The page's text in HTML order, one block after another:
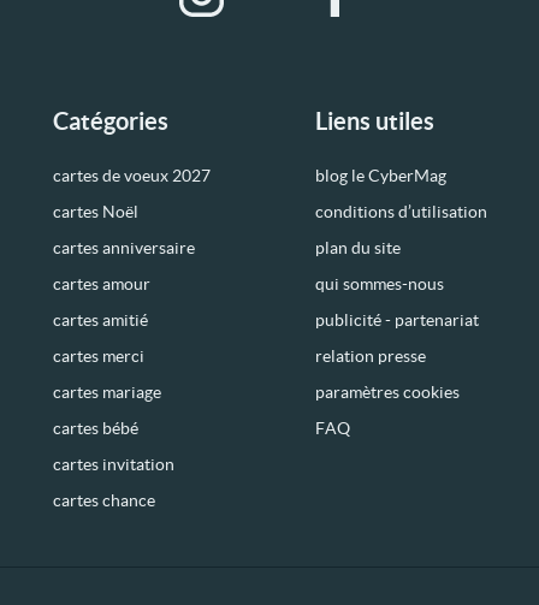
Catégories
cartes de voeux 2027
cartes Noël
cartes anniversaire
cartes amour
cartes amitié
cartes merci
cartes mariage
cartes bébé
cartes invitation
cartes chance
Liens utiles
blog le CyberMag
conditions d’utilisation
plan du site
qui sommes-nous
publicité - partenariat
relation presse
paramètres cookies
FAQ